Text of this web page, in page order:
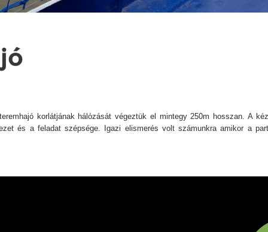
korlátjának hálózását végeztük el mintegy 250m hosszan. A
és a feladat szépsége. Igazi elismerés volt számunkra amikor a